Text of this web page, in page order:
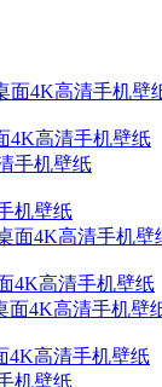
4K高清手机壁纸
机壁纸
4K高清手机壁纸
4K高清手机壁纸